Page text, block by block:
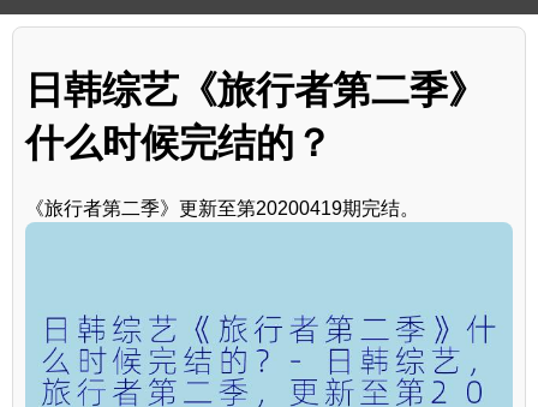
日韩综艺《旅行者第二季》
什么时候完结的？
《旅行者第二季》更新至第20200419期完结。